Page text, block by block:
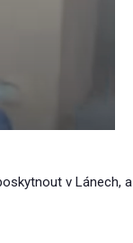
v Lánech, a